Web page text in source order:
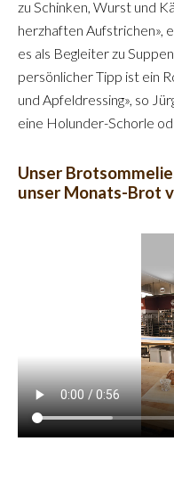
zu Schinken, Wurst und
herzhaften Aufstrichen»,
es als Begleiter zu
persönlicher Tipp ist ein
und Apfeldressing», so
eine Holunder-Schorle
Unser
unser Monats-Brot